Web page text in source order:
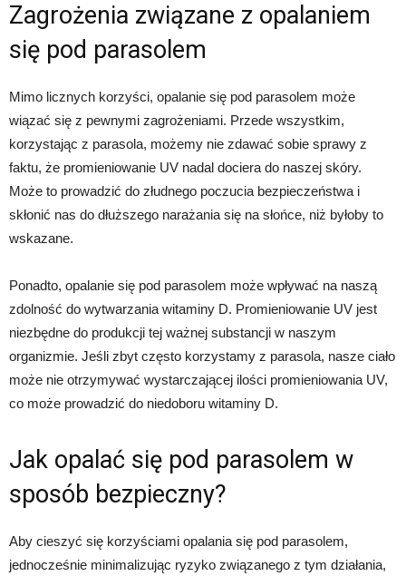
Zagrożenia związane z opalaniem
się pod parasolem
Mimo licznych korzyści, opalanie się pod parasolem może
wiązać się z pewnymi zagrożeniami. Przede wszystkim,
korzystając z parasola, możemy nie zdawać sobie sprawy z
faktu, że promieniowanie UV nadal dociera do naszej skóry.
Może to prowadzić do złudnego poczucia bezpieczeństwa i
skłonić nas do dłuższego narażania się na słońce, niż byłoby to
wskazane.
Ponadto, opalanie się pod parasolem może wpływać na naszą
zdolność do wytwarzania witaminy D. Promieniowanie UV jest
niezbędne do produkcji tej ważnej substancji w naszym
organizmie. Jeśli zbyt często korzystamy z parasola, nasze ciało
może nie otrzymywać wystarczającej ilości promieniowania UV,
co może prowadzić do niedoboru witaminy D.
Jak opalać się pod parasolem w
sposób bezpieczny?
Aby cieszyć się korzyściami opalania się pod parasolem,
jednocześnie minimalizując ryzyko związanego z tym działania,